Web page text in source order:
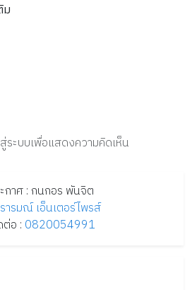
ม
ระบบเพื่อแสดงความคิดเห็น
กาศ :กนกอร พันจิต
ารมณ์ เอ็นเตอร์ไพรส์
ต่อ : 0820054991